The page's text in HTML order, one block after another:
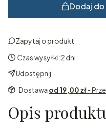
Dodaj
Zapytaj o produkt
Czas wysyłki:2 dni
Udostępnij
Dostawa od 19,00 zł-
Opis